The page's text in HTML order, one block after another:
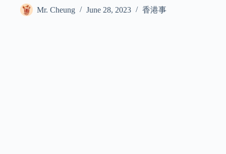
Mr. Cheung June 28, 2023 香港事